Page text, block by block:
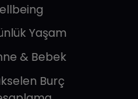
Yaşam
& Bebek
Burç